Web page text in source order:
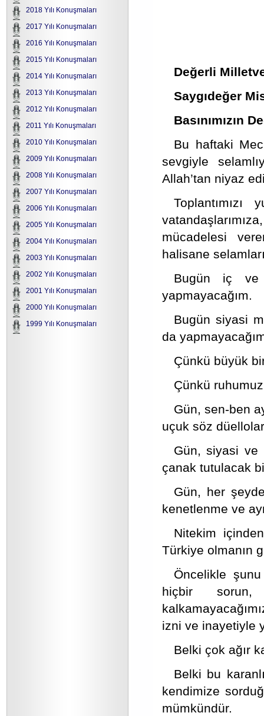
2018 Yılı Konuşmaları
2017 Yılı Konuşmaları
2016 Yılı Konuşmaları
2015 Yılı Konuşmaları
2014 Yılı Konuşmaları
2013 Yılı Konuşmaları
2012 Yılı Konuşmaları
2011 Yılı Konuşmaları
2010 Yılı Konuşmaları
2009 Yılı Konuşmaları
2008 Yılı Konuşmaları
2007 Yılı Konuşmaları
2006 Yılı Konuşmaları
2005 Yılı Konuşmaları
2004 Yılı Konuşmaları
2003 Yılı Konuşmaları
2002 Yılı Konuşmaları
2001 Yılı Konuşmaları
2000 Yılı Konuşmaları
1999 Yılı Konuşmaları
Değerli
Saygıdeğer
Basınımızın
Bu haftaki
sevgiyle
Allah’tan niyaz
mücadelesi
halisane
Bugün iç ve
yapmayacağım.
Bugün siyasi
da
Çünkü büyük
Çünkü ruhumuz
Gün, sen-ben
uçuk söz
Gün, siyasi ve
çanak tutulacak
Gün, her
kenetlenme ve
Nitekim
Türkiye olmanın
Öncelikle
hiçbir sorun,
izni ve inayetiyle
Belki çok ağır
Belki bu
kendimize
mümkündür.